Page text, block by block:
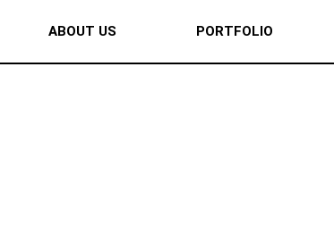
ABOUT US PORTFOLIO